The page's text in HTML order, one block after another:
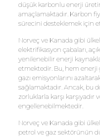
düşük karbonlu enerji
amaçlamaktadır. Karbon
sürecini desteklemek için
Norveç ve Kanada gibi
elektrifikasyon çabaları,
yenilenebilir enerji
etmektedir. Bu, hem enerji
gazı emisyonlarını
sağlamaktadır. Ancak, bu
zorluklarla karşı
engellenebilmektedir.
Norveç ve Kanada gibi
petrol ve gaz sektörünün